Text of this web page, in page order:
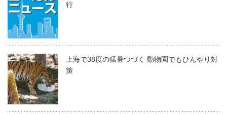
行
上海で38度の猛暑つづく 動物園でもひんやり対
策